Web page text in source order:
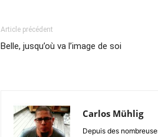
Article précédent
Belle, jusqu’où va l’image de soi
Carlos Mühlig
Depuis des